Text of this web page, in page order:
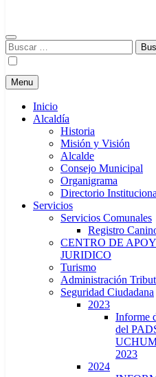
Buscar:
Menu
Inicio
Alcaldía
Historia
Misión y Visión
Alcalde
Consejo Municipal
Organigrama
Directorio
Servicios
Servicios Comunales
Registro
CENTRO DE
JURIDICO
Turismo
Administración
Seguridad Ciudadana
2023
Informe
del
2023
2024